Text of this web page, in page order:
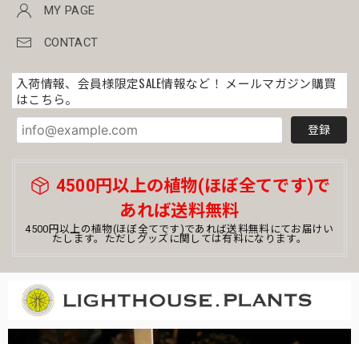
MY PAGE
CONTACT
入荷情報、会員様限定SALE情報など！ メールマガジン購買
はこちら。
登録
4500円以上の植物(ほぼ全てです)で
あれば送料無料
4500円以上の植物(ほぼ全てです)であれば送料無料にてお届けい
たします。ただしグッズに関しては有料になります。